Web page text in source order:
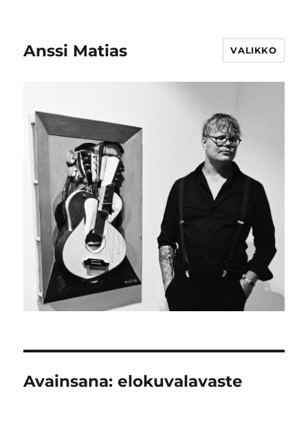
Anssi Matias VALIKKO
Avainsana:elokuvalavaste